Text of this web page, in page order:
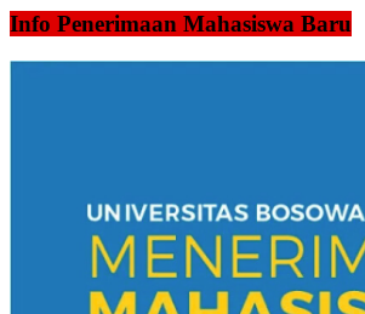
Info Penerimaan Mahasiswa Baru